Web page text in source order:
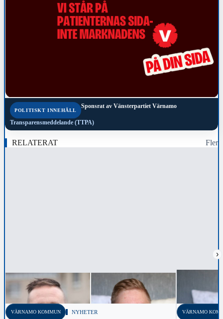
POLITISKT INNEHÅLL
Sponsrat av Vänsterpartiet Värnamo
Transparensmeddelande (TTPA)
RELATERAT Fler
›
VÄRNAMO KOMMUN NYHETER VÄRNAMO